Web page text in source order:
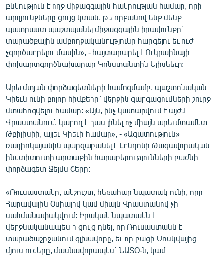
քննություն է ողջ միջազգային հանրության համար, որի
արդյունքները ցույց կտան, թե որքանով ենք մենք
պատրաստ պաշտպանել միջազգային իրավունքը`
տարածքային ամբողջականությունը հարգելու եւ ուժ
չգործադրելու մասին», - հայտարարել է Ուկրաինայի
փոխարտգործնախարար Կոնստանտին Ելիսեեւը:
Արեւմտյան փորձագետների համոզմամբ, պաշտոնական
Կիեւն ունի բոլոր հիմքերը` վերջին զարգացումների շուրջ
մտահոգվելու համար: «Այն, ինչ կատարվում է այժմ
Վրաստանում, կարող է դաս լինել ոչ միայն արեւմտամետ
Թբիլիսիի, այլեւ Կիեւի համար», - «Ազատություն»
ռադիոկայանին պարզաբանել է Lոնդոնի Թագավորական
ինստիտուտի արտաքին հարաբերությունների բաժնի
փորձագետ Ջեյմս Շերը:
«Ռուսաստանը, անշուշտ, հեռահար նպատակ ունի, որը
Հարավային Օսիայով կամ միայն Վրաստանով չի
սահմանափակվում: Իրական նպատակն է
վերջնականապես ի ցույց դնել, որ Ռուսաստանն է
տարածաշրջանում գլխավորը, եւ որ բացի Մոսկվայից
մյուս ուժերը, մասնավորապես` ՆԱՏՕ-ն, կամ